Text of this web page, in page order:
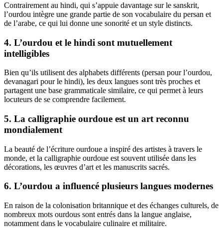
Contrairement au hindi, qui s’appuie davantage sur le sanskrit,
l’ourdou intègre une grande partie de son vocabulaire du persan et
de l’arabe, ce qui lui donne une sonorité et un style distincts.
4. L’ourdou et le hindi sont mutuellement
intelligibles
Bien qu’ils utilisent des alphabets différents (persan pour l’ourdou,
devanagari pour le hindi), les deux langues sont très proches et
partagent une base grammaticale similaire, ce qui permet à leurs
locuteurs de se comprendre facilement.
5. La calligraphie ourdoue est un art reconnu
mondialement
La beauté de l’écriture ourdoue a inspiré des artistes à travers le
monde, et la calligraphie ourdoue est souvent utilisée dans les
décorations, les œuvres d’art et les manuscrits sacrés.
6. L’ourdou a influencé plusieurs langues modernes
En raison de la colonisation britannique et des échanges culturels, de
nombreux mots ourdous sont entrés dans la langue anglaise,
notamment dans le vocabulaire culinaire et militaire.